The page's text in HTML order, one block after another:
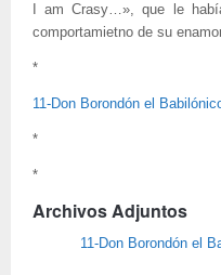
I am Crasy…», que le
comportamietno de su
*
11-Don Borondón el
*
*
Archivos Adjuntos
11-Don Borondón el